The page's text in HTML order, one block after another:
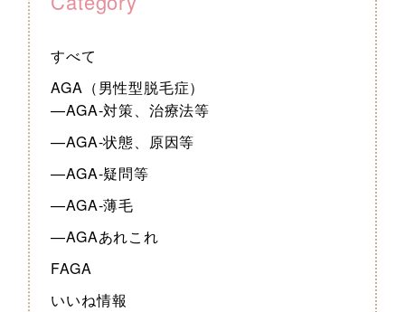
すべて
AGA（男性型脱毛症）
—AGA-対策、治療法等
—AGA-状態、原因等
—AGA-疑問等
—AGA-薄毛
—AGAあれこれ
FAGA
いいね情報